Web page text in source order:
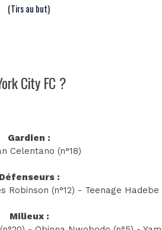
(Tirs au but)
City FC ?
Gardien :
Celentano (n°18)
Défenseurs :
Robinson (n°12) - Teenage Hadebe
Milieux :